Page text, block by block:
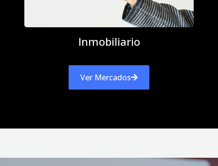
Inmobiliario
Ver Mercados